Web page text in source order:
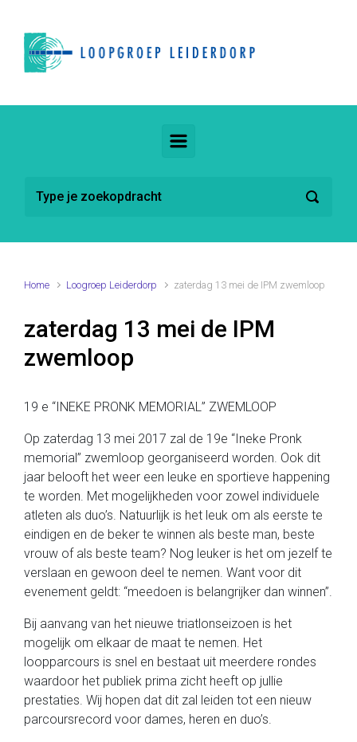
Home Loogroep Leiderdorp zaterdag 13 mei de IPM zwemloop
zaterdag 13 mei de IPM
zwemloop
19 e “INEKE PRONK MEMORIAL” ZWEMLOOP
Op zaterdag 13 mei 2017 zal de 19e “Ineke Pronk
memorial” zwemloop georganiseerd worden. Ook dit
jaar belooft het weer een leuke en sportieve happening
te worden. Met mogelijkheden voor zowel individuele
atleten als duo’s. Natuurlijk is het leuk om als eerste te
eindigen en de beker te winnen als beste man, beste
vrouw of als beste team? Nog leuker is het om jezelf te
verslaan en gewoon deel te nemen. Want voor dit
evenement geldt: “meedoen is belangrijker dan winnen”.
Bij aanvang van het nieuwe triatlonseizoen is het
mogelijk om elkaar de maat te nemen. Het
loopparcours is snel en bestaat uit meerdere rondes
waardoor het publiek prima zicht heeft op jullie
prestaties. Wij hopen dat dit zal leiden tot een nieuw
parcoursrecord voor dames, heren en duo’s.